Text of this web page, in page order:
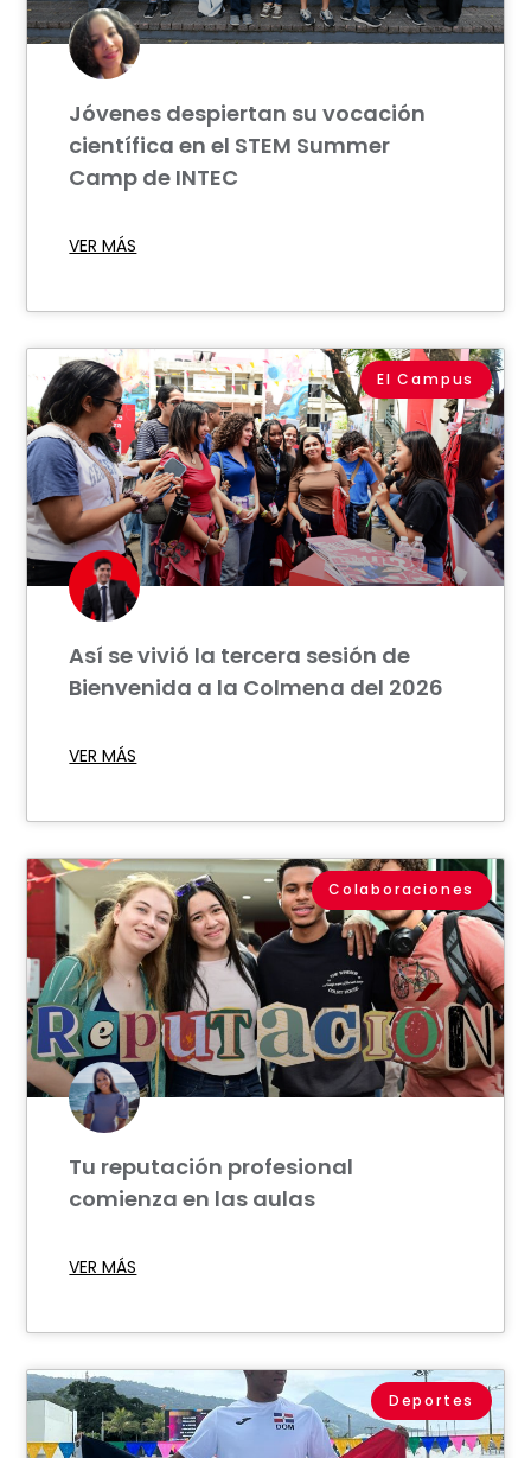
Jóvenes despiertan su vocación
científica en el STEM Summer
Camp de INTEC
VER MÁS
El Campus
Así se vivió la tercera sesión de
Bienvenida a la Colmena del 2026
VER MÁS
Colaboraciones
Tu reputación profesional
comienza en las aulas
VER MÁS
Deportes